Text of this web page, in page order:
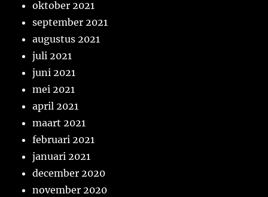
oktober 2021
september 2021
augustus 2021
juli 2021
juni 2021
mei 2021
april 2021
maart 2021
februari 2021
januari 2021
december 2020
november 2020